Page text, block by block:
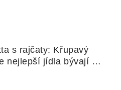
s rajčaty: Křupavý
nejlepší jídla bývají